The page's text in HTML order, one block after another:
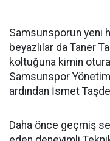
Samsunsporun yeni
beyazlılar da Taner
koltuğuna kimin
Samsunspor
ardından İsmet
Daha önce geçmiş